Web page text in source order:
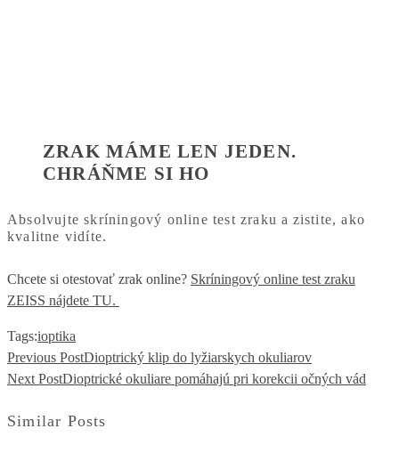
ZRAK MÁME LEN JEDEN.
CHRÁŇME SI HO
Absolvujte skríningový online test zraku a zistite, ako
kvalitne vidíte.
Chcete si otestovať zrak online? Skríningový online test zraku
ZEISS nájdete TU.
Tags:ioptika
Previous PostDioptrický klip do lyžiarskych okuliarov
Next PostDioptrické okuliare pomáhajú pri korekcii očných vád
Similar Posts